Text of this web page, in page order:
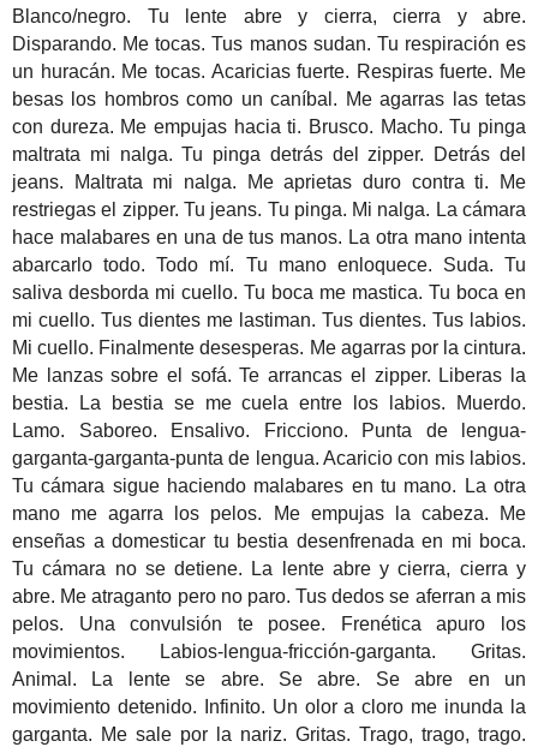
Blanco/negro. Tu lente abre y cierra, cierra y abre.
Disparando. Me tocas. Tus manos sudan. Tu respiración es
un huracán. Me tocas. Acaricias fuerte. Respiras fuerte. Me
besas los hombros como un caníbal. Me agarras las tetas
con dureza. Me empujas hacia ti. Brusco. Macho. Tu pinga
maltrata mi nalga. Tu pinga detrás del zipper. Detrás del
jeans. Maltrata mi nalga. Me aprietas duro contra ti. Me
restriegas el zipper. Tu jeans. Tu pinga. Mi nalga. La cámara
hace malabares en una de tus manos. La otra mano intenta
abarcarlo todo. Todo mí. Tu mano enloquece. Suda. Tu
saliva desborda mi cuello. Tu boca me mastica. Tu boca en
mi cuello. Tus dientes me lastiman. Tus dientes. Tus labios.
Mi cuello. Finalmente desesperas. Me agarras por la cintura.
Me lanzas sobre el sofá. Te arrancas el zipper. Liberas la
bestia. La bestia se me cuela entre los labios. Muerdo.
Lamo. Saboreo. Ensalivo. Fricciono. Punta de lengua-
garganta-garganta-punta de lengua. Acaricio con mis labios.
Tu cámara sigue haciendo malabares en tu mano. La otra
mano me agarra los pelos. Me empujas la cabeza. Me
enseñas a domesticar tu bestia desenfrenada en mi boca.
Tu cámara no se detiene. La lente abre y cierra, cierra y
abre. Me atraganto pero no paro. Tus dedos se aferran a mis
pelos. Una convulsión te posee. Frenética apuro los
movimientos. Labios-lengua-fricción-garganta. Gritas.
Animal. La lente se abre. Se abre. Se abre en un
movimiento detenido. Infinito. Un olor a cloro me inunda la
garganta. Me sale por la nariz. Gritas. Trago, trago, trago.